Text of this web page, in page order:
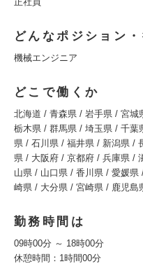
どんなポジション
機械エンジニア
どこで働くか
北海道 / 青森県 / 岩手県 / 宮
栃木県 / 群馬県 / 埼玉県 / 千
県 / 石川県 / 福井県 / 新潟県 /
県 / 大阪府 / 京都府 / 兵庫県 /
山県 / 山口県 / 香川県 / 愛媛
崎県 / 大分県 / 宮崎県 / 鹿児島
勤務時間は
09時00分 ～ 18時00分
休憩時間：1時間00分